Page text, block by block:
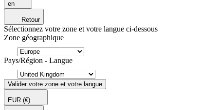
en
Retour
Sélectionnez votre zone et votre langue ci-dessous
Zone géographique
Pays/Région - Langue
Valider votre zone et votre langue
EUR (€)